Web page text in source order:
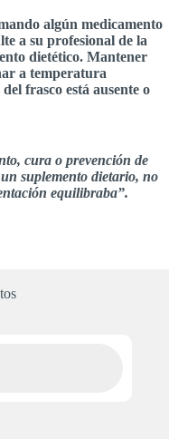
algún medicamento
a su profesional de la
dietético. Mantener
a temperatura
frasco está ausente o
cura o prevención de
suplemento dietario, no
equilibraba”.